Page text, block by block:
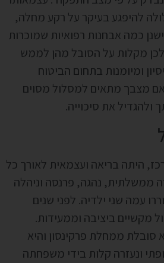
להיפגע בעיקר על רקע מחלה,
כמה אבחנות רפואיות שמוכרות
מקלות על הסובל מהן לממש
ומיומנות בתחום הביטוח
מצבך מתאים למסלול מסוים
ולהגדיל את סיכוייה.
המרכז, היתה בריאה ועצמאית לאורך כל
ממשלתית, נהגה, פרנסה וניהלה
עמה שני ילדיה. לפני שנים
מקשיים ביציבה וממעידות.
סובלת ממחלת פרקינסון והיא
ונעזרה קלות בידי משפחתה